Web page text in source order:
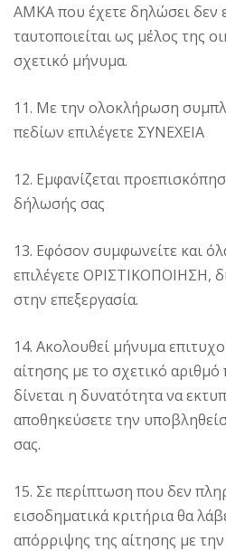
ΑΜΚΑ που έχετε δηλώσει δεν
ταυτοποιείται ως μέλος της
σχετικό μήνυμα.
11. Με την ολοκλήρωση
πεδίων επιλέγετε ΣΥΝΕΧΕΙΑ
12. Εμφανίζεται
δήλωσής σας
13. Εφόσον συμφωνείτε και
επιλέγετε ΟΡΙΣΤΙΚΟΠΟΙΗΣΗ,
στην επεξεργασία.
14. Ακολουθεί μήνυμα
αίτησης με το σχετικό
δίνεται η δυνατότητα να
αποθηκεύσετε την
σας.
15. Σε περίπτωση που δεν
εισοδηματικά κριτήρια θα
απόρριψης της αίτησης με